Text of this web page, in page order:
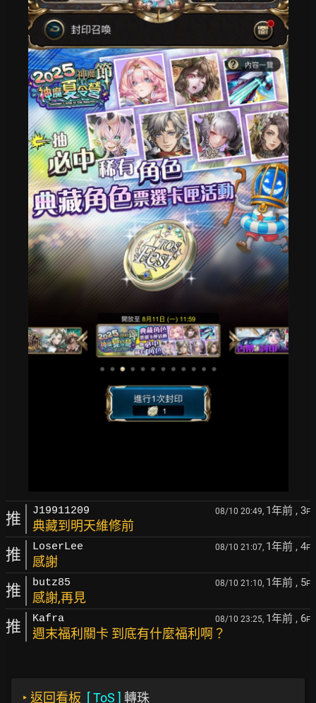
推 J19911209 08/10 20:49, 1年前 , 3F
典藏到明天維修前
推 LoserLee 08/10 21:07, 1年前 , 4F
感謝
推 butz85 08/10 21:10, 1年前 , 5F
感謝,再見
推 Kafra 08/10 23:25, 1年前 , 6F
週末福利關卡 到底有什麼福利啊？
‣ 返回看板 [ToS ] 轉珠